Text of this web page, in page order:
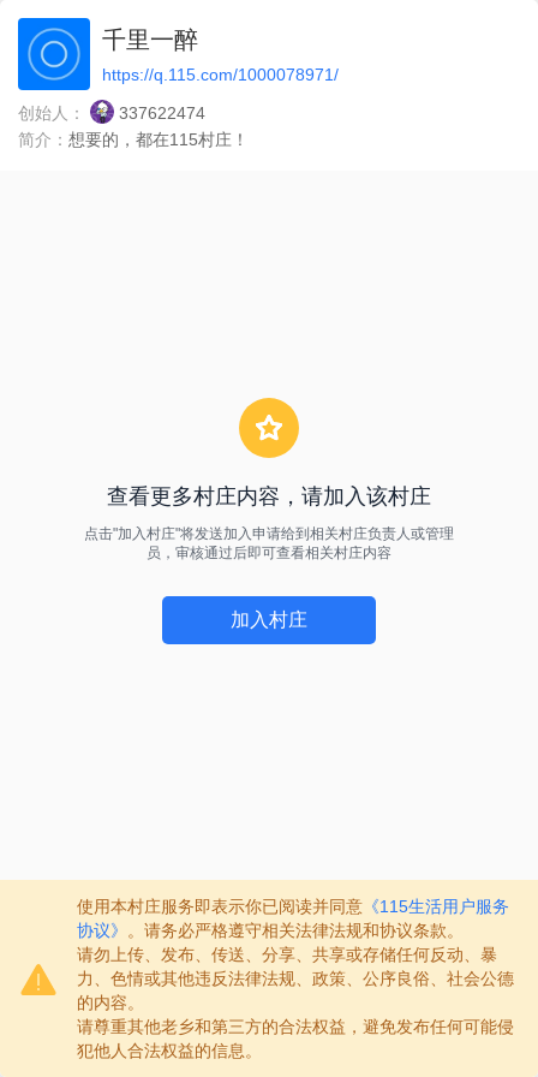
千里一醉
https://q.115.com/1000078971/
创始人：
337622474
简介： 想要的，都在115村庄！
查看更多村庄内容，请加入该村庄
点击"加入村庄"将发送加入申请给到相关村庄负责人或管理
员，审核通过后即可查看相关村庄内容
加入村庄
使用本村庄服务即表示你已阅读并同意 《115生活用户服务
协议》
。请务必严格遵守相关法律法规和协议条款。
请勿上传、发布、传送、分享、共享或存储任何反动、暴
力、色情或其他违反法律法规、政策、公序良俗、社会公德
的内容。
请尊重其他老乡和第三方的合法权益，避免发布任何可能侵
犯他人合法权益的信息。